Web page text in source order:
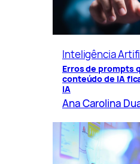
Inteligência
Erros de prompts
conteúdo de IA
IA
Ana Carolina